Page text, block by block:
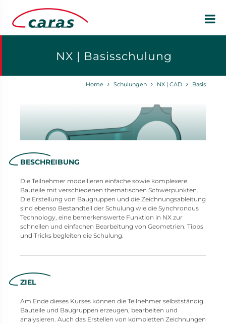
NX | Basisschulung
Home Schulungen NX | CAD Basis
BESCHREIBUNG
Die Teilnehmer modellieren einfache sowie komplexere
Bauteile mit verschiedenen thematischen Schwerpunkten.
Die Erstellung von Baugruppen und die Zeichnungsableitung
sind ebenso Bestandteil der Schulung wie die Synchronous
Technology, eine bemerkenswerte Funktion in NX zur
schnellen und einfachen Bearbeitung von Geometrien. Tipps
und Tricks begleiten die Schulung.
ZIEL
Am Ende dieses Kurses können die Teilnehmer selbstständig
Bauteile und Baugruppen erzeugen, bearbeiten und
analysieren. Auch das Erstellen von kompletten Zeichnungen